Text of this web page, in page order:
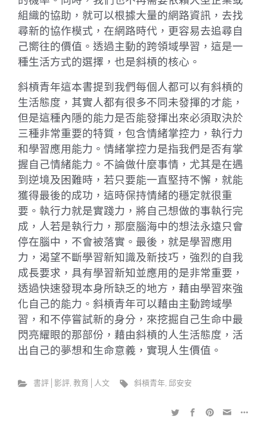
組織的協助，就可以根據大量的網路資訊，去找
尋新的協作模式，在網路時代，更容易去追尋自
己嚮往的價值。透過主動的跨領域學習，這是一
種生活方式的選擇，也是斜槓的核心。
斜槓青年這本書提到我們每個人都可以有斜槓的
生活態度，其實人都有很多不同未發揮的才能，
但是這種內隱的能力是否能發揮出來必須取決於
三種非常重要的特質，包含情緒掌控力，執行力
和學習應用能力。情緒掌控力是指我們是否有掌
握自己情緒能力。不論做什麼事情，尤其是在遇
到逆境及困難時，若只要能一直堅持不懈，就能
獲得最後的成功，這時保持情緒的穩定就很重
要。執行力就是實踐力，將自己想做的事執行完
成，人若是執行力，那麼腦海中的想法永遠只會
停在腦中，不會被落實。最後，就是學習應用
力，渴望不斷學習新知識及新技巧，強烈的自我
成長要求，具有學習新知並應用的是非常重要，
透過快速發現本身所缺乏的地方，藉由學習來強
化自己的能力。斜槓青年可以藉由主動跨域學
習，和不停嘗試新的身分，來挖掘自己生命中最
閃亮耀眼的那部份，藉由斜槓的人生活態度，活
出自己的夢想和生命意義，實現人生價值。
書評│影評, 教育│人文 斜槓青年, 邱安安